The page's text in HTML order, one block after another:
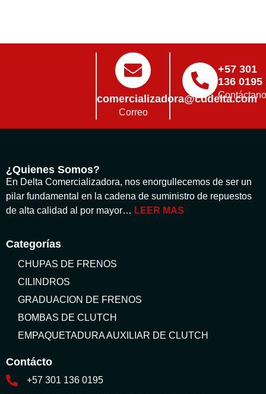
comercializadora@cddelta.com
Correo
+57 301
136 0195
¿Quienes Somos?
En Delta Comercializadora, nos enorgullecemos de ser un
pilar fundamental en la cadena de suministro de repuestos
de alta calidad al por mayor… LEER MAS
Categorías
CHUPAS DE FRENOS
CILINDROS
GRADUACION DE FRENOS
BOMBAS DE CLUTCH
EMPAQUETADURA AUXILIAR DE CLUTCH
Contácto
+57 301 136 0195